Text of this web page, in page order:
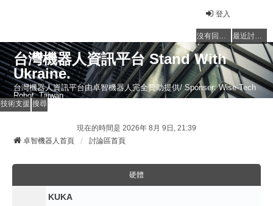
登入
沒有回覆的主題 最近討論的主題
台灣機器人資訊平台 Stand With
Ukraine.
台灣機器人資訊平台由卓智機器人完全贊助提供/ Sponser: Wise-Tech
Robot, Taiwan
技術支援 搜尋
現在的時間是 2026年 8月 9日, 21:39
卓智機器人首頁
討論區首頁
硬體
KUKA